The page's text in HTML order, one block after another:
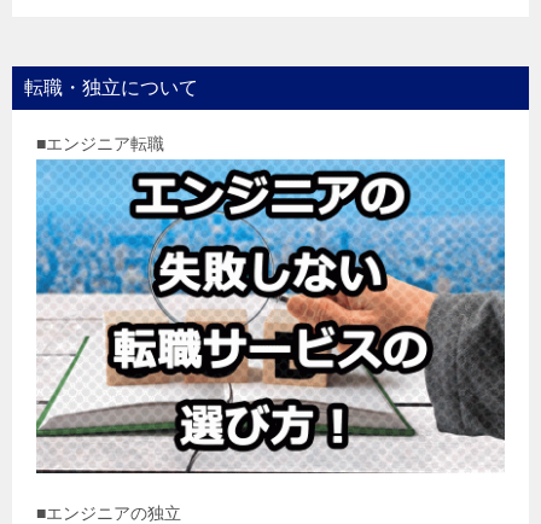
転職・独立について
■エンジニア転職
■エンジニアの独立